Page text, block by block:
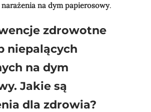
na dym papierosowy.
zdrowotne
niepalących
na dym
Jakie są
dla zdrowia?